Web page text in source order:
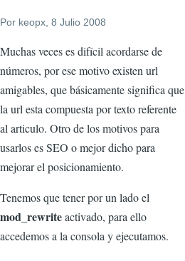
Por keopx , 8 Julio 2008
Muchas veces es difícil acordarse de
números, por ese motivo existen url
amigables, que básicamente significa que
la url esta compuesta por texto referente
al articulo. Otro de los motivos para
usarlos es SEO o mejor dicho para
mejorar el posicionamiento.
Tenemos que tener por un lado el
mod_rewriteactivado, para ello
accedemos a la consola y ejecutamos.